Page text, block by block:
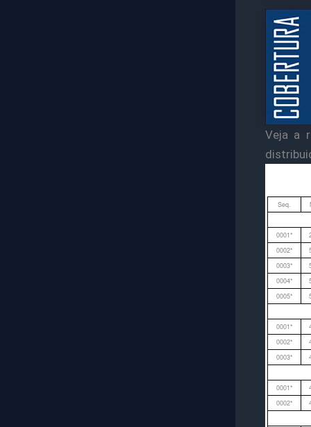
Veja a
Seq.
0001*
0002*
0003*
0004*
0005*
0001*
0002*
0003*
0001*
0002*